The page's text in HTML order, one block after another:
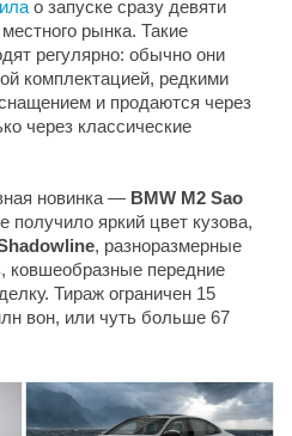
о запуске сразу девяти
рынка. Такие
регулярно: обычно они
комплектацией, редкими
и продаются через
через классические
новинка — BMW M2 Sao
получило яркий цвет кузова,
, разноразмерные
ковшеобразные передние
Тираж ограничен 15
вон, или чуть больше 67